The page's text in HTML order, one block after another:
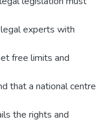
experts with
free limits and
that a national centre
the rights and